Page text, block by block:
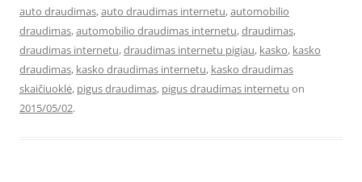
auto draudimas,auto draudimas internetu,automobilio
draudimas,automobilio draudimas internetu,draudimas,
draudimas internetu,draudimas internetu pigiau, kasko, kasko
draudimas, kasko draudimas internetu, kasko draudimas
skaičiuoklė, pigus draudimas, pigus draudimas internetu on
2015/05/02.